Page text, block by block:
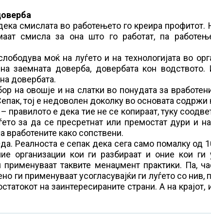
смислата во работењето го креира
смисла за она што го работат, па
моќ на луѓето и на технологијата во
заемната доверба, довербата кон
довербата.
на овошје и на слатки во понудата за
тој е недоволен доколку во основата содржи
правилото е дека тие не се копираат, туку
за да се пресретнат или премостат дури и
вработените како сопствени.
Реалноста е сепак дека сега само помалку од
организации кои ги разбираат и оние кои ги
применуваат таквите менаџмент практики. Па,
ги применуваат усогласувајќи ги луѓето со нив,
на заинтересираните страни. А на